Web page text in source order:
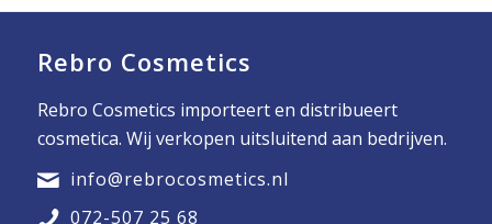
Rebro Cosmetics
Rebro Cosmetics importeert en distribueert
cosmetica. Wij verkopen uitsluitend aan bedrijven.
info@rebrocosmetics.nl
072-507 25 68